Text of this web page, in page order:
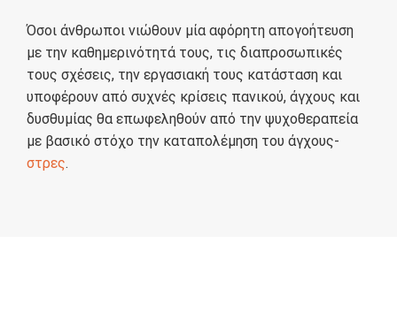
Όσοι άνθρωποι νιώθουν μία αφόρητη απογοήτευση
με την καθημερινότητά τους, τις διαπροσωπικές
τους σχέσεις, την εργασιακή τους κατάσταση και
υποφέρουν από συχνές κρίσεις πανικού, άγχους και
δυσθυμίας θα επωφεληθούν από την ψυχοθεραπεία
με βασικό στόχο την καταπολέμηση του άγχους-
στρες.